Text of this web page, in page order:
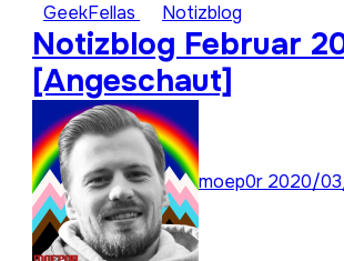
GeekFellas Notizblog
Notizblog Februar
[Angeschaut]
moep0r 2020/